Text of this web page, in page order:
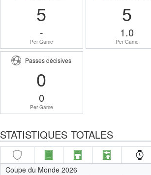
5
-
Per Game
5
1.0
Per Game
Passes décisives
0
0
Per Game
STATISTIQUES TOTALES
Coupe du Monde 2026